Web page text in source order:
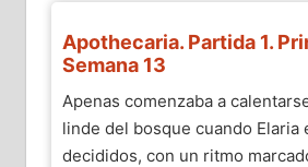
Apothecaria. Partida 1.
Semana 13
Apenas comenzaba a
linde del bosque cuando Elaria
decididos, con un ritmo